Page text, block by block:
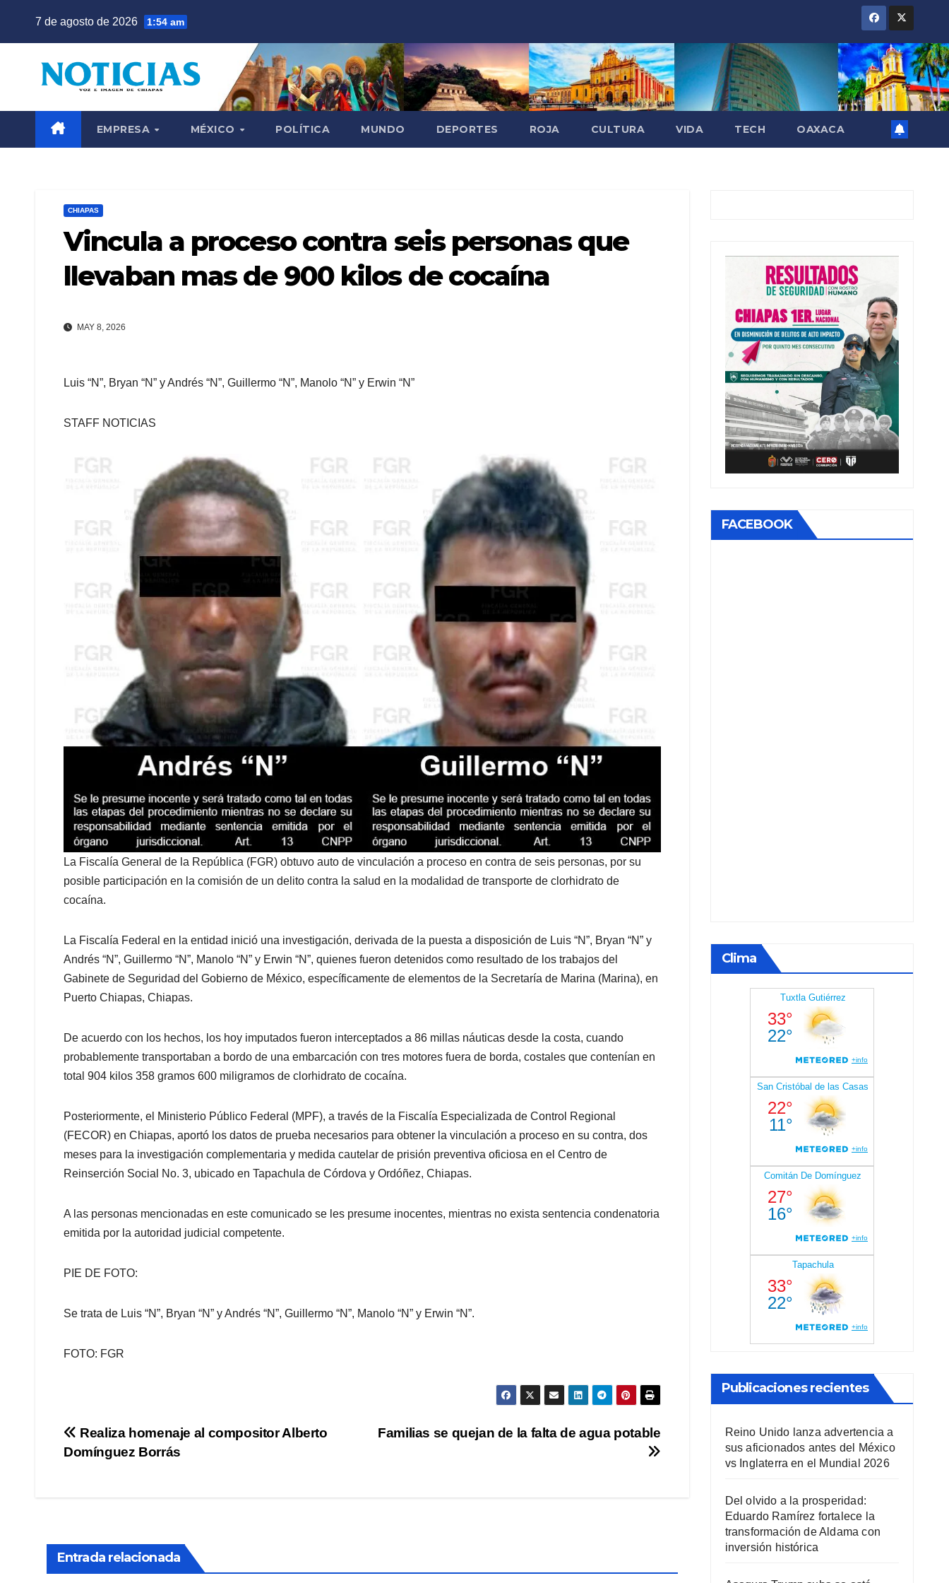
7 de agosto de 2026 1:54 am
EMPRESA MÉXICO POLÍTICA MUNDO DEPORTES ROJA CULTURA VIDA TECH OAXACA
CHIAPAS
Vincula a proceso contra seis personas que
llevaban mas de 900 kilos de cocaína
MAY 8, 2026
Luis “N”, Bryan “N” y Andrés “N”, Guillermo “N”, Manolo “N” y Erwin “N”
STAFF NOTICIAS
La Fiscalía General de la República (FGR) obtuvo auto de vinculación a proceso en contra de seis personas, por su
posible participación en la comisión de un delito contra la salud en la modalidad de transporte de clorhidrato de
cocaína.
La Fiscalía Federal en la entidad inició una investigación, derivada de la puesta a disposición de Luis “N”, Bryan “N” y
Andrés “N”, Guillermo “N”, Manolo “N” y Erwin “N”, quienes fueron detenidos como resultado de los trabajos del
Gabinete de Seguridad del Gobierno de México, específicamente de elementos de la Secretaría de Marina (Marina), en
Puerto Chiapas, Chiapas.
De acuerdo con los hechos, los hoy imputados fueron interceptados a 86 millas náuticas desde la costa, cuando
probablemente transportaban a bordo de una embarcación con tres motores fuera de borda, costales que contenían en
total 904 kilos 358 gramos 600 miligramos de clorhidrato de cocaína.
Posteriormente, el Ministerio Público Federal (MPF), a través de la Fiscalía Especializada de Control Regional
(FECOR) en Chiapas, aportó los datos de prueba necesarios para obtener la vinculación a proceso en su contra, dos
meses para la investigación complementaria y medida cautelar de prisión preventiva oficiosa en el Centro de
Reinserción Social No. 3, ubicado en Tapachula de Córdova y Ordóñez, Chiapas.
A las personas mencionadas en este comunicado se les presume inocentes, mientras no exista sentencia condenatoria
emitida por la autoridad judicial competente.
PIE DE FOTO:
Se trata de Luis “N”, Bryan “N” y Andrés “N”, Guillermo “N”, Manolo “N” y Erwin “N”.
FOTO: FGR
Navegación
Familias se quejan de la falta de agua potable
Realiza homenaje al compositor Alberto
Domínguez Borrás
Entrada relacionada
FACEBOOK
Clima
Publicaciones recientes
Reino Unido lanza advertencia a
sus aficionados antes del México
vs Inglaterra en el Mundial 2026
Del olvido a la prosperidad:
Eduardo Ramírez fortalece la
transformación de Aldama con
inversión histórica